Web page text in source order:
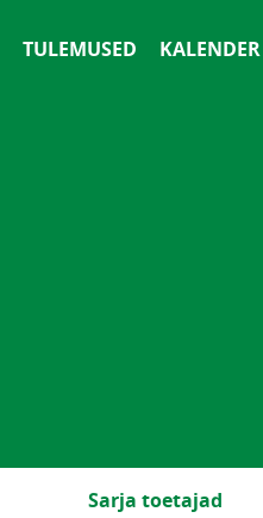
TULEMUSED KALENDER
Sarja toetajad